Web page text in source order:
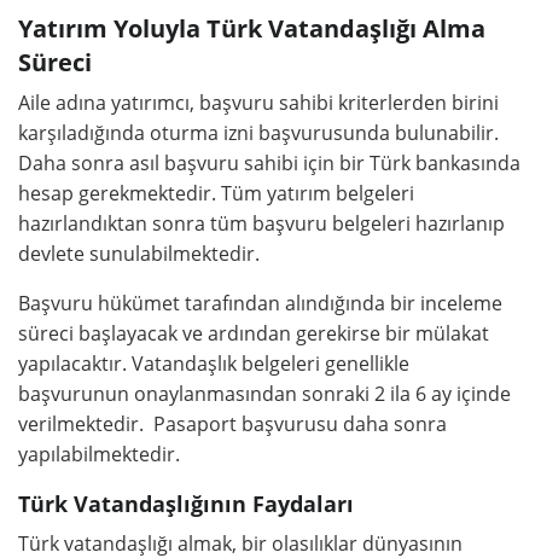
Yatırım Yoluyla Türk Vatandaşlığı Alma
Süreci
Aile adına yatırımcı, başvuru sahibi kriterlerden birini
karşıladığında oturma izni başvurusunda bulunabilir.
Daha sonra asıl başvuru sahibi için bir Türk bankasında
hesap gerekmektedir. Tüm yatırım belgeleri
hazırlandıktan sonra tüm başvuru belgeleri hazırlanıp
devlete sunulabilmektedir.
Başvuru hükümet tarafından alındığında bir inceleme
süreci başlayacak ve ardından gerekirse bir mülakat
yapılacaktır. Vatandaşlık belgeleri genellikle
başvurunun onaylanmasından sonraki 2 ila 6 ay içinde
verilmektedir. Pasaport başvurusu daha sonra
yapılabilmektedir.
Türk Vatandaşlığının Faydaları
Türk vatandaşlığı almak, bir olasılıklar dünyasının